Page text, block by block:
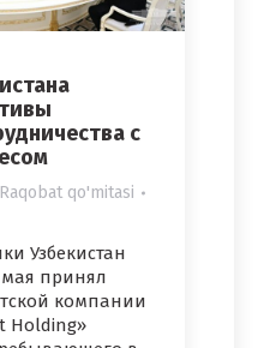
с
Raqobat qo'mitasi
Узбекистан
принял
компании
Holding»